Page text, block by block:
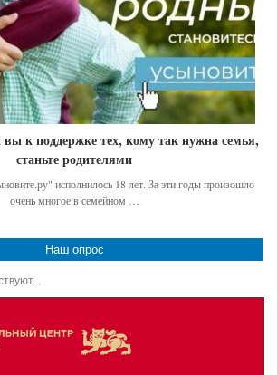
вы к поддержке тех, кому так нужна семья,
станьте родителями
исполнилось 18 лет. За эти годы произошло
очень многое в семейном …
Наш опрос